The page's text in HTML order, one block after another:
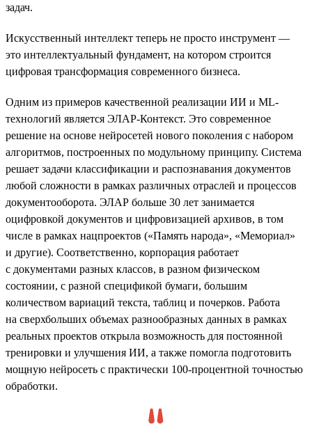
задач.
Искусственный интеллект теперь не просто инструмент —
это интеллектуальный фундамент, на котором строится
цифровая трансформация современного бизнеса.
Одним из примеров качественной реализации ИИ и ML-
технологий является ЭЛАР-Контекст. Это современное
решение на основе нейросетей нового поколения с набором
алгоритмов, построенных по модульному принципу. Система
решает задачи классификации и распознавания документов
любой сложности в рамках различных отраслей и процессов
документооборота. ЭЛАР больше 30 лет занимается
оцифровкой документов и цифровизацией архивов, в том
числе в рамках нацпроектов («Память народа», «Мемориал»
и другие). Соответственно, корпорация работает
с документами разных классов, в разном физическом
состоянии, с разной спецификой бумаги, большим
количеством вариаций текста, таблиц и почерков. Работа
на сверхбольших объемах разнообразных данных в рамках
реальных проектов открыла возможность для постоянной
тренировки и улучшения ИИ, а также помогла подготовить
мощную нейросеть с практически 100-процентной точностью
обработки.